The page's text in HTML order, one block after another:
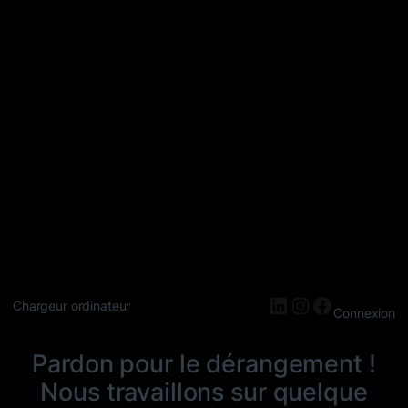
Chargeur ordinateur LinkedIn
Instagram
Connexion
Pardon pour le dérangement !
Nous travaillons sur quelque